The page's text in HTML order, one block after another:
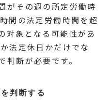
がその週の所定労働時
間の法定労働時間を超
対象となる可能性があ
法定休日かだけでな
判断が必要です。
判断する